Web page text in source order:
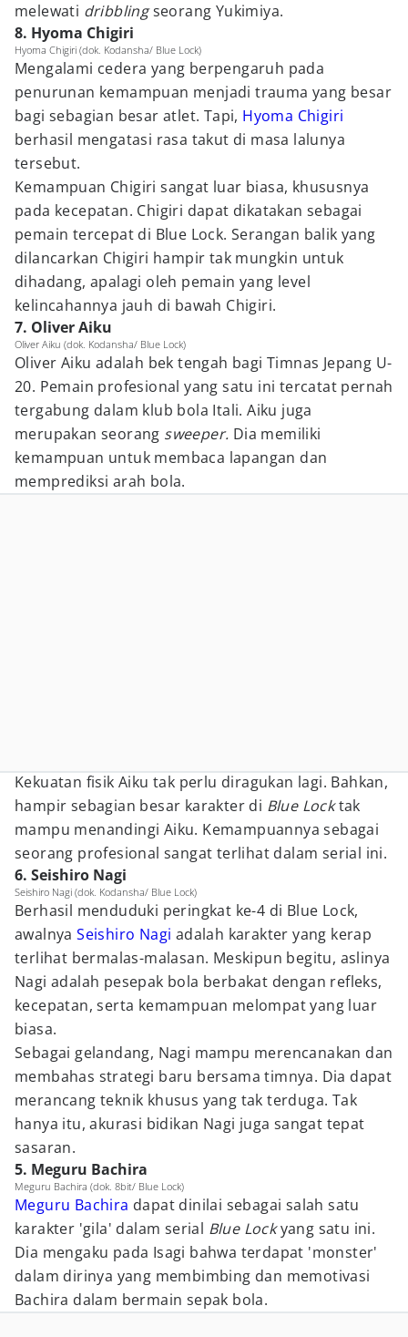
melewati dribblingseorang Yukimiya.
8. Hyoma Chigiri
Hyoma Chigiri (dok. Kodansha/ Blue Lock)
Mengalami cedera yang berpengaruh pada
penurunan kemampuan menjadi trauma yang besar
bagi sebagian besar atlet. Tapi, Hyoma Chigiri
berhasil mengatasi rasa takut di masa lalunya
tersebut.
Kemampuan Chigiri sangat luar biasa, khususnya
pada kecepatan. Chigiri dapat dikatakan sebagai
pemain tercepat di Blue Lock. Serangan balik yang
dilancarkan Chigiri hampir tak mungkin untuk
dihadang, apalagi oleh pemain yang level
kelincahannya jauh di bawah Chigiri.
7. Oliver Aiku
Oliver Aiku (dok. Kodansha/ Blue Lock)
Oliver Aiku adalah bek tengah bagi Timnas Jepang U-
20. Pemain profesional yang satu ini tercatat pernah
tergabung dalam klub bola Itali. Aiku juga
merupakan seorang sweeper. Dia memiliki
kemampuan untuk membaca lapangan dan
memprediksi arah bola.
Kekuatan fisik Aiku tak perlu diragukan lagi. Bahkan,
hampir sebagian besar karakter di Blue Locktak
mampu menandingi Aiku. Kemampuannya sebagai
seorang profesional sangat terlihat dalam serial ini.
6. Seishiro Nagi
Seishiro Nagi (dok. Kodansha/ Blue Lock)
Berhasil menduduki peringkat ke-4 di Blue Lock,
awalnyaSeishiro Nagi adalah karakter yang kerap
terlihat bermalas-malasan. Meskipun begitu, aslinya
Nagi adalah pesepak bola berbakat dengan refleks,
kecepatan, serta kemampuan melompat yang luar
biasa.
Sebagai gelandang, Nagi mampu merencanakan dan
membahas strategi baru bersama timnya. Dia dapat
merancang teknik khusus yang tak terduga. Tak
hanya itu, akurasi bidikan Nagi juga sangat tepat
sasaran.
5. Meguru Bachira
Meguru Bachira (dok. 8bit/ Blue Lock)
Meguru Bachira dapat dinilai sebagai salah satu
karakter 'gila' dalam serial Blue Lockyang satu ini.
Dia mengaku pada Isagi bahwa terdapat 'monster'
dalam dirinya yang membimbing dan memotivasi
Bachira dalam bermain sepak bola.